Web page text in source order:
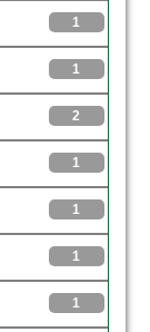
1
1
2
1
1
1
1